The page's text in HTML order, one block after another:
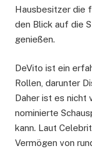
Hausbesitzer die
den Blick auf die
genießen.
DeVito ist ein
Rollen, darunter
Daher ist es nicht
nominierte
kann. Laut
Vermögen von